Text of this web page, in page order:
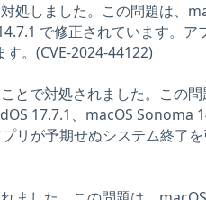
処しました。この問題は、
で修正されています。ア
。(CVE-2024-44122)
とで対処されました。この問
17.7.1、macOS Sonoma
リが予期せぬシステム終了